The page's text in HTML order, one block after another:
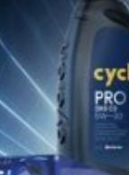
8 Luglio 2022